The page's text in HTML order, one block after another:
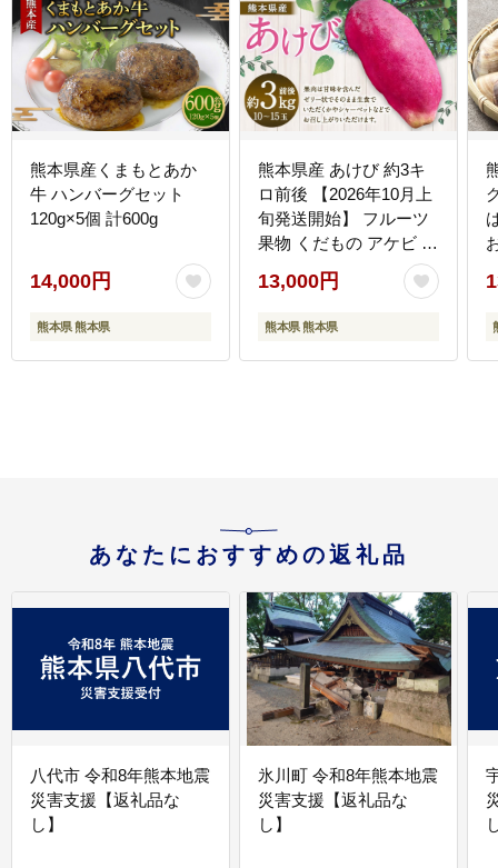
熊本県産くまもとあか
牛 ハンバーグセット
120g×5個 計600g
14,000円
熊本県 熊本県
熊本県産 あけび 約3キ
ロ前後 【2026年10月上
旬発送開始】 フルーツ
果物 くだもの アケビ 熊
本県 国産
13,000円
熊本県 熊本県
あなたにおすすめの返礼品
八代市 令和8年熊本地震
災害支援【返礼品な
し】
氷川町 令和8年熊本地震
災害支援【返礼品な
し】